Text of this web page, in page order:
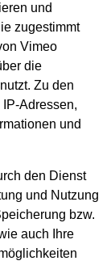
und
zugestimmt
Vimeo
die
Zu den
Adressen,
und
den Dienst
und Nutzung
bzw.
auch Ihre